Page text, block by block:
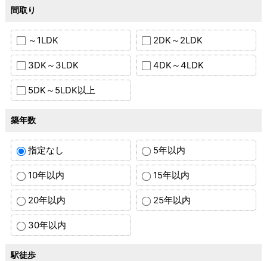
間取り
～1LDK 2DK～2LDK
3DK～3LDK 4DK～4LDK
5DK～5LDK以上
築年数
指定なし 5年以内
10年以内 15年以内
20年以内 25年以内
30年以内
駅徒歩